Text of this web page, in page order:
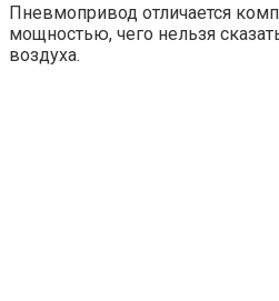
Пневмопривод отличается
мощностью, чего нельзя
воздуха.